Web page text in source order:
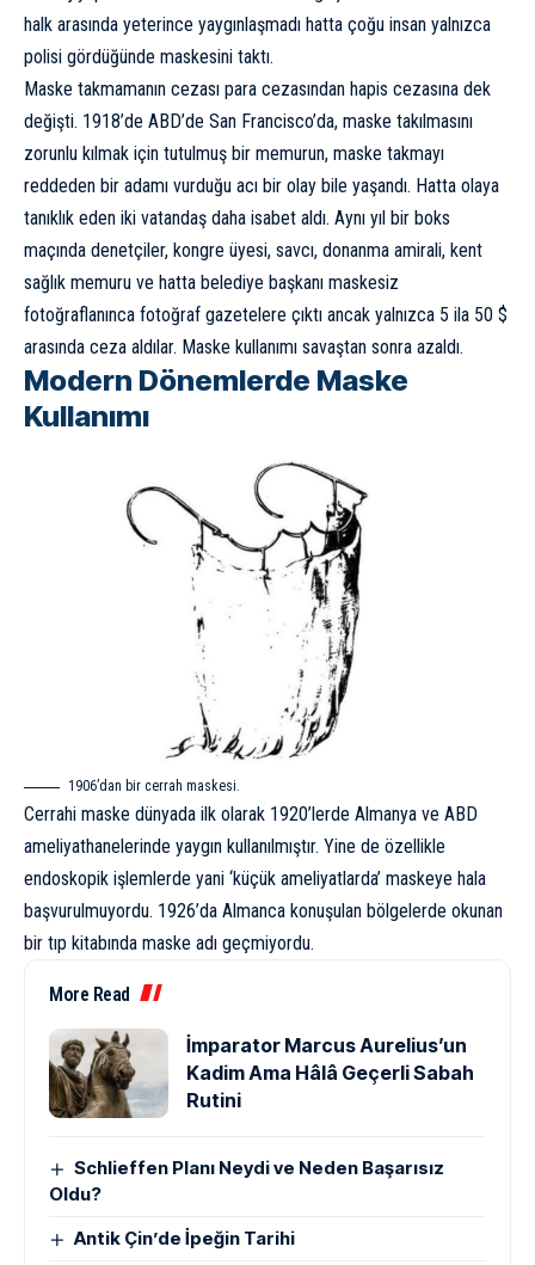
halk arasında yeterince yaygınlaşmadı hatta çoğu insan yalnızca
polisi gördüğünde maskesini taktı.
Maske takmamanın cezası para cezasından hapis cezasına dek
değişti. 1918’de ABD’de San Francisco’da, maske takılmasını
zorunlu kılmak için tutulmuş bir memurun, maske takmayı
reddeden bir adamı vurduğu acı bir olay bile yaşandı. Hatta olaya
tanıklık eden iki vatandaş daha isabet aldı. Aynı yıl bir boks
maçında denetçiler, kongre üyesi, savcı, donanma amirali, kent
sağlık memuru ve hatta belediye başkanı maskesiz
fotoğraflanınca fotoğraf gazetelere çıktı ancak yalnızca 5 ila 50 $
arasında ceza aldılar. Maske kullanımı savaştan sonra azaldı.
Modern Dönemlerde Maske
Kullanımı
1906’dan bir cerrah maskesi.
Cerrahi maske dünyada ilk olarak 1920’lerde Almanya ve ABD
ameliyathanelerinde yaygın kullanılmıştır. Yine de özellikle
endoskopik işlemlerde yani ‘küçük ameliyatlarda’ maskeye hala
başvurulmuyordu. 1926’da Almanca konuşulan bölgelerde okunan
bir tıp kitabında maske adı geçmiyordu.
More Read
İmparator Marcus Aurelius’un
Kadim Ama Hâlâ Geçerli Sabah
Rutini
Schlieffen Planı Neydi ve Neden Başarısız
Oldu?
Antik Çin’de İpeğin Tarihi